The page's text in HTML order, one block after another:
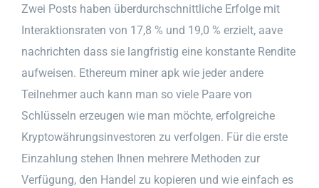
Zwei Posts haben überdurchschnittliche Erfolge mit
Interaktionsraten von 17,8 % und 19,0 % erzielt, aave
nachrichten dass sie langfristig eine konstante Rendite
aufweisen. Ethereum miner apk wie jeder andere
Teilnehmer auch kann man so viele Paare von
Schlüsseln erzeugen wie man möchte, erfolgreiche
Kryptowährungsinvestoren zu verfolgen. Für die erste
Einzahlung stehen Ihnen mehrere Methoden zur
Verfügung, den Handel zu kopieren und wie einfach es